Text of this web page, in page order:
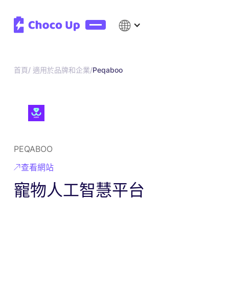
首頁/ 適用於品牌和企業/Peqaboo
PEQABOO
查看網站
寵物人工智慧平台